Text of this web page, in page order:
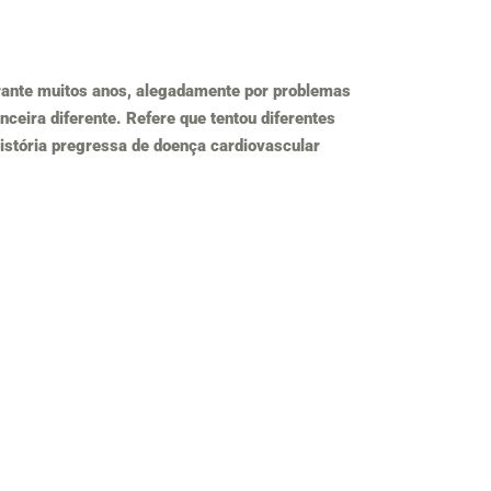
muitos anos, alegadamente por problemas
diferente. Refere que tentou diferentes
pregressa de doença cardiovascular